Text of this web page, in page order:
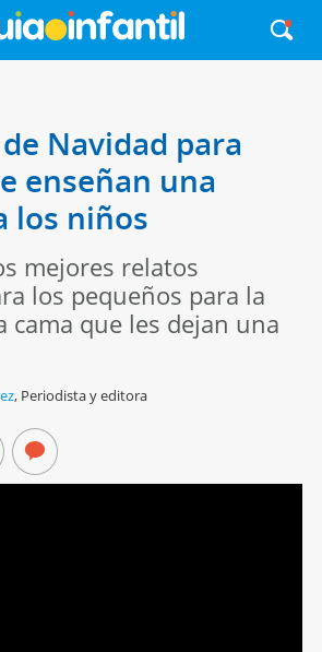
Navidad para
enseñan una
los niños
mejores relatos
los pequeños para la
cama que les dejan una
, Periodista y editora